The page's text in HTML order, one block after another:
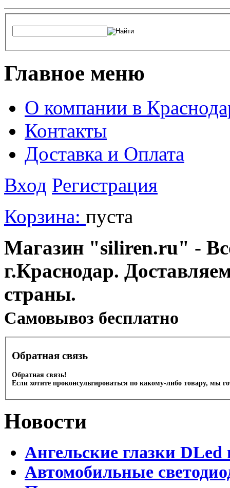
Главное меню
О компании в
Контакты
Доставка и Оплата
Вход Регистрация
Корзина: пуста
Магазин "siliren.ru" -
г.Краснодар.
страны.
Cамовывоз бесплатно
Обратная связь
Обратная связь!
Если хотите проконсультироваться по какому-либо товару, мы
Новости
Ангельские глазки DLed
Автомобильные